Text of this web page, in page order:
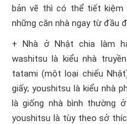
bản vẽ thì có thể tiết
những căn nhà ngay từ đầu
+ Nhà ở Nhật chia làm
washitsu là kiểu nhà
tatami (một loại chiếu
giấy; youshitsu là kiểu nhà
là giống nhà bình thường
youshitsu là tùy theo sở